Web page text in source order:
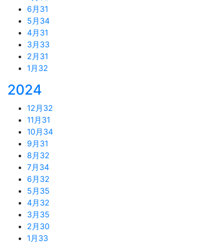
6月 31
5月 34
4月 31
3月 33
2月 31
1月 32
2024
12月 32
11月 31
10月 34
9月 31
8月 32
7月 34
6月 32
5月 35
4月 32
3月 35
2月 30
1月 33